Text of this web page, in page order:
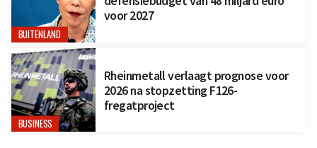
BUITENLAND
voor 2027
BUSINESS
Rheinmetall verlaagt prognose voor
2026 na stopzetting F126-
fregatproject